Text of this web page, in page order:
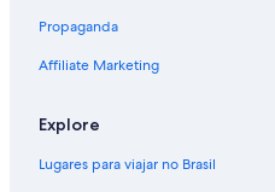
Propaganda
Affiliate Marketing
Explore
Lugares para viajar no Brasil